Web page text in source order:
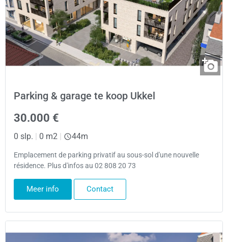
Parking & garage te koop Ukkel
30.000 €
0 slp. | 0 m2 | 44m
Emplacement de parking privatif au sous-sol d'une nouvelle
résidence. Plus d'infos au 02 808 20 73
Meer info Contact